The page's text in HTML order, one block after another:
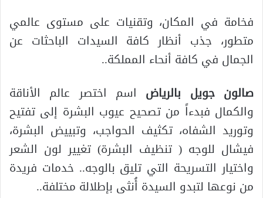
فخامة في المكان، وتقنيات على مستوى عالمي
متطور، جذب أنظار كافة السيدات الباحثات عن
الجمال في كافة أنحاء المملكة..
صالون جويل بالرياض اسم اختصر عالم الأناقة
والكمال فبدءاً من تصحيح عيوب البشرة إلى تفتيح
وتوريد الشفاه، تكثيف الحواجب، وتبييض البشرة،
فيشال للوجه ( تنظيف البشرة) تغيير لون الشعر
واختيار التسريحة التي تليق بالوجه.. خدمات فريدة
من نوعها لتبدو السيدة أُنثى بإطلالة مختلفة..